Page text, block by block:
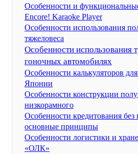
Особенности и
Encore! Karaoke Player
Особенности использования
тяжеловеса
Особенности использования
гоночных автомобилях
Особенности калькуляторов
Японии
Особенности конструкции
низкорамного
Особенности кредитования без
основные принципы
Особенности логистики и
«ОЛК»